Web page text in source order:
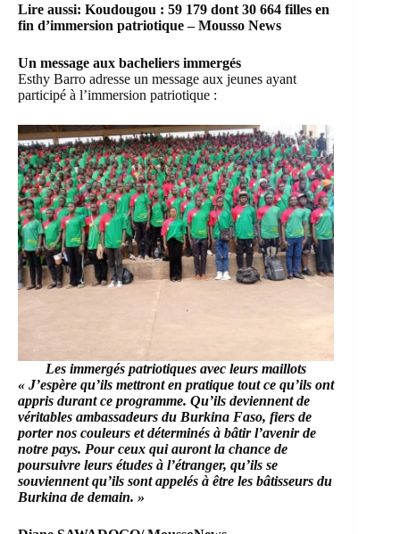
Lire aussi: Koudougou : 59 179 dont 30 664 filles en
fin d’immersion patriotique – Mousso News
Un message aux bacheliers immergés
Esthy Barro adresse un message aux jeunes ayant
participé à l’immersion patriotique :
Les immergés patriotiques avec leurs maillots
« J’espère qu’ils mettront en pratique tout ce qu’ils ont
appris durant ce programme. Qu’ils deviennent de
véritables ambassadeurs du Burkina Faso, fiers de
porter nos couleurs et déterminés à bâtir l’avenir de
notre pays. Pour ceux qui auront la chance de
poursuivre leurs études à l’étranger, qu’ils se
souviennent qu’ils sont appelés à être les bâtisseurs du
Burkina de demain. »